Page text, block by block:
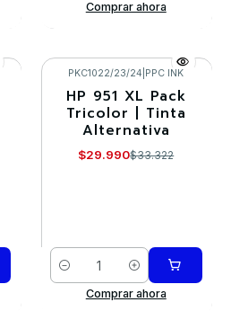
Comprar ahora
-10%
PKC1022/23/24 PPC INK
HP 951 XL Pack
Tricolor | Tinta
Alternativa
$29.990$33.322
Cantidad
Comprar ahora